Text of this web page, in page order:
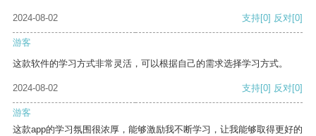
2024-08-02 支持[0] 反对[0]
游客
这款软件的学习方式非常灵活，可以根据自己的需求选择学习方式。
2024-08-02 支持[0] 反对[0]
游客
这款app的学习氛围很浓厚，能够激励我不断学习，让我能够取得更好的